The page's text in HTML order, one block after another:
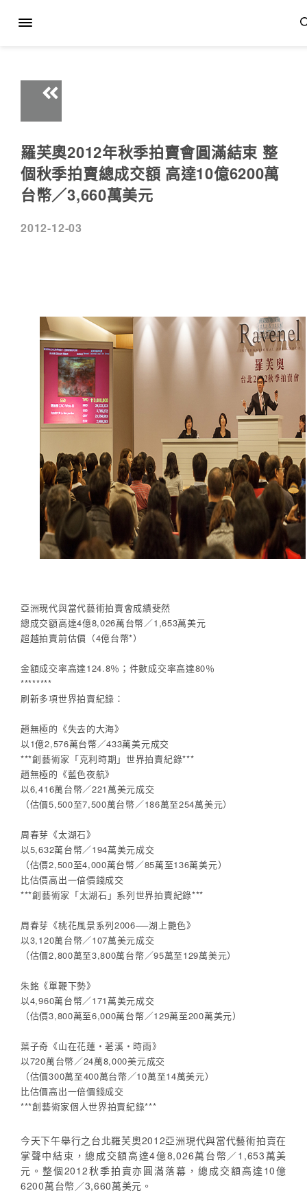
羅芙奧2012年秋季拍賣會圓滿結束 整
個秋季拍賣總成交額 高達10億6200萬
台幣／3,660萬美元
2012-12-03
亞洲現代與當代藝術拍賣會成績斐然
總成交額高達4億8,026萬台幣／1,653萬美元
超越拍賣前估價（4億台幣*）
金額成交率高達124.8％；件數成交率高達80％
********
刷新多項世界拍賣紀錄：
趙無極的《失去的大海》
以1億2,576萬台幣／433萬美元成交
***創藝術家「克利時期」世界拍賣紀錄***
趙無極的《藍色夜航》
以6,416萬台幣／221萬美元成交
（估價5,500至7,500萬台幣／186萬至254萬美元）
周春芽《太湖石》
以5,632萬台幣／194萬美元成交
（估價2,500至4,000萬台幣／85萬至136萬美元）
比估價高出一倍價錢成交
***創藝術家「太湖石」系列世界拍賣紀錄***
周春芽《桃花風景系列2006──湖上艷色》
以3,120萬台幣／107萬美元成交
（估價2,800萬至3,800萬台幣／95萬至129萬美元）
朱銘《單鞭下勢》
以4,960萬台幣／171萬美元成交
（估價3,800萬至6,000萬台幣／129萬至200萬美元）
葉子奇《山在花蓮‧荖溪‧時雨》
以720萬台幣／24萬8,000美元成交
（估價300萬至400萬台幣／10萬至14萬美元）
比估價高出一倍價錢成交
***創藝術家個人世界拍賣紀錄***
今天下午舉行之台北羅芙奧2012亞洲現代與當代藝術拍賣在
掌聲中結束，總成交額高達4億8,026萬台幣／1,653萬美
元。整個2012秋季拍賣亦圓滿落幕，總成交額高達10億
6200萬台幣／3,660萬美元。